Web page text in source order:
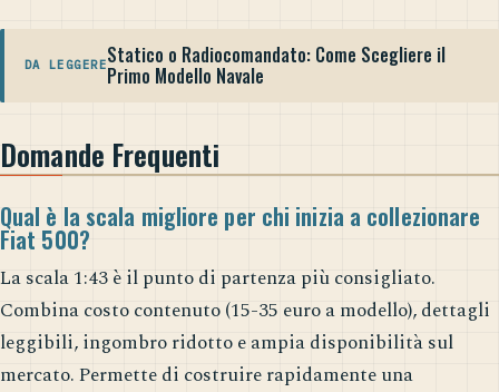
DA LEGGEREStatico o Radiocomandato: Come Scegliere il
Primo Modello Navale
Domande Frequenti
Qual è la scala migliore per chi inizia a collezionare
Fiat 500?
La scala 1:43 è il punto di partenza più consigliato.
Combina costo contenuto (15-35 euro a modello), dettagli
leggibili, ingombro ridotto e ampia disponibilità sul
mercato. Permette di costruire rapidamente una